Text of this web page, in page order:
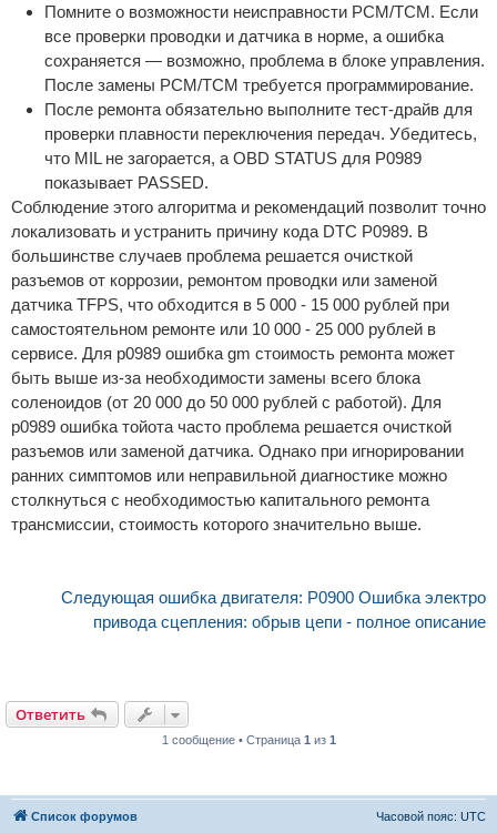
Помните о возможности неисправности PCM/TCM. Если
все проверки проводки и датчика в норме, а ошибка
сохраняется — возможно, проблема в блоке управления.
После замены PCM/TCM требуется программирование.
После ремонта обязательно выполните тест-драйв для
проверки плавности переключения передач. Убедитесь,
что MIL не загорается, а OBD STATUS для P0989
показывает PASSED.
Соблюдение этого алгоритма и рекомендаций позволит точно
локализовать и устранить причину кода DTC P0989. В
большинстве случаев проблема решается очисткой
разъемов от коррозии, ремонтом проводки или заменой
датчика TFPS, что обходится в 5 000 - 15 000 рублей при
самостоятельном ремонте или 10 000 - 25 000 рублей в
сервисе. Для p0989 ошибка gm стоимость ремонта может
быть выше из-за необходимости замены всего блока
соленоидов (от 20 000 до 50 000 рублей с работой). Для
p0989 ошибка тойота часто проблема решается очисткой
разъемов или заменой датчика. Однако при игнорировании
ранних симптомов или неправильной диагностике можно
столкнуться с необходимостью капитального ремонта
трансмиссии, стоимость которого значительно выше.
Следующая ошибка двигателя: P0900 Ошибка электро
привода сцепления: обрыв цепи - полное описание
Ответить
1 сообщение • Страница 1 из 1
Список форумов Часовой пояс: UTC